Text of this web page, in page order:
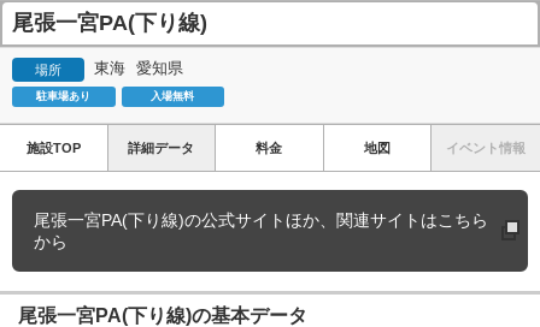
尾張一宮PA(下り線)
場所 東海 愛知県
駐車場あり 入場無料
施設TOP 詳細データ 料金 地図 イベント情報
尾張一宮PA(下り線)の公式サイトほか、関連サイトはこちら
から
尾張一宮PA(下り線)の基本データ